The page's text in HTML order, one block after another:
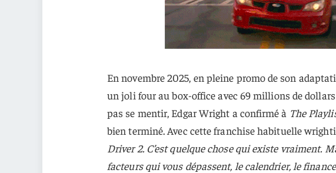
En novembre 2025, en pleine promo de son
un joli four au box-office avec 69 millions de
pas se mentir, Edgar Wright a confirmé à The
bien terminé. Avec cette franchise habituelle
Driver 2. C’est quelque chose qui existe vraiment.
facteurs qui vous dépassent, le calendrier, le